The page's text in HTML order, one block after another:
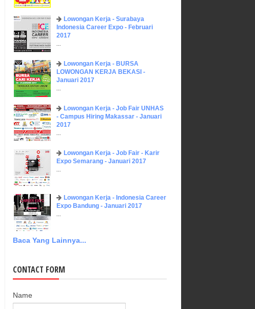
Lowongan Kerja - Surabaya
Indonesia Career Expo - Februari
2017
...
Lowongan Kerja - BURSA
LOWONGAN KERJA BEKASI -
Januari 2017
...
Lowongan Kerja - Job Fair UNHAS
- Campus Hiring Makassar - Januari
2017
...
Lowongan Kerja - Job Fair - Karir
Expo Semarang - Januari 2017
...
Lowongan Kerja - Indonesia Career
Expo Bandung - Januari 2017
...
Baca Yang Lainnya...
CONTACT FORM
Name